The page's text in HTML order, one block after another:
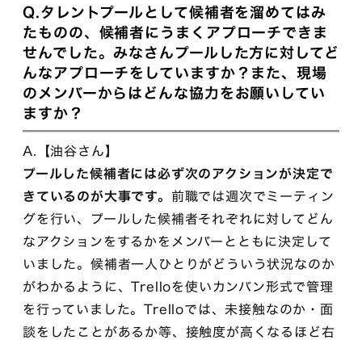
Q.タレントプールとして候補者を溜めてはみ
たものの、候補者にうまくアプローチできま
せんでした。みなさんプールした方に対してど
んなアプローチをしていますか？また、現場
のメンバーからはどんな協力をお願いしてい
ますか？
A.【油谷さん】
プールした候補者には必ず次のアクションが決定で
きているのが大事です。 前職では週次でミーティン
グを行い、プールした候補者それぞれに対してどん
なアクションをするかをメンバーとともに決定して
いました。候補者一人ひとりがどういう状況なのか
がわかるように、Trelloを使いカンバン形式で管理
を行っていました。Trelloでは、未接触なのか・面
談をしたことがあるか等、接触度が高くなるほど右